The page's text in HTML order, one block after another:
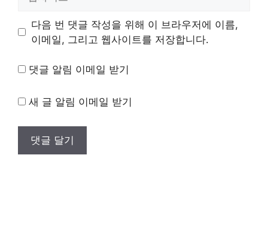
트
다음 번 댓글 작성을 위해 이 브라우저에 이름,
이메일, 그리고 웹사이트를 저장합니다.
댓글 알림 이메일 받기
새 글 알림 이메일 받기